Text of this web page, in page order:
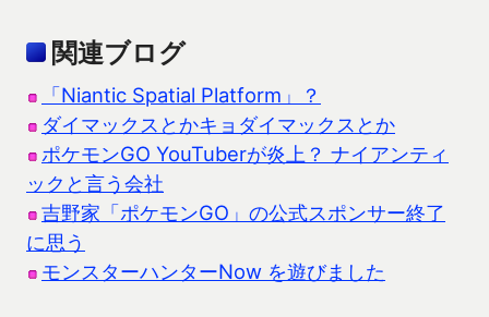
関連ブログ
「Niantic Spatial Platform」？
ダイマックスとかキョダイマックスとか
ポケモンGO YouTuberが炎上？ ナイアンティ
ックと言う会社
吉野家「ポケモンGO」の公式スポンサー終了
に思う
モンスターハンターNow を遊びました